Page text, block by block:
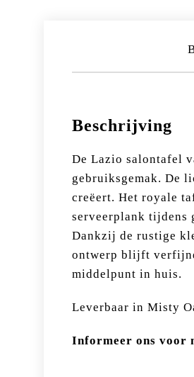
Beschrijving
De Lazio salontafel
gebruiksgemak. De
creëert. Het royale
serveerplank tijdens
Dankzij de rustige
ontwerp blijft
middelpunt in huis.
Leverbaar in Misty
Informeer ons voor